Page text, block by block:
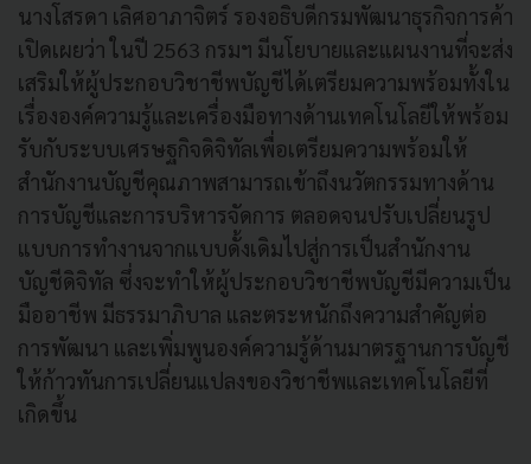
นางโสรดา เลิศอาภาจิตร์ รองอธิบดีกรมพัฒนาธุรกิจการค้า
เปิดเผยว่า ในปี 2563 กรมฯ มีนโยบายและแผนงานที่จะส่ง
เสริมให้ผู้ประกอบวิชาชีพบัญชีได้เตรียมความพร้อมทั้งใน
เรื่ององค์ความรู้และเครื่องมือทางด้านเทคโนโลยีให้พร้อม
รับกับระบบเศรษฐกิจดิจิทัลเพื่อเตรียมความพร้อมให้
สำนักงานบัญชีคุณภาพสามารถเข้าถึงนวัตกรรมทางด้าน
การบัญชีและการบริหารจัดการ ตลอดจนปรับเปลี่ยนรูป
แบบการทำงานจากแบบดั้งเดิมไปสู่การเป็นสำนักงาน
บัญชีดิจิทัล ซึ่งจะทำให้ผู้ประกอบวิชาชีพบัญชีมีความเป็น
มืออาชีพ มีธรรมาภิบาล และตระหนักถึงความสำคัญต่อ
การพัฒนา และเพิ่มพูนองค์ความรู้ด้านมาตรฐานการบัญชี
ให้ก้าวทันการเปลี่ยนแปลงของวิชาชีพและเทคโนโลยีที่
เกิดขึ้น